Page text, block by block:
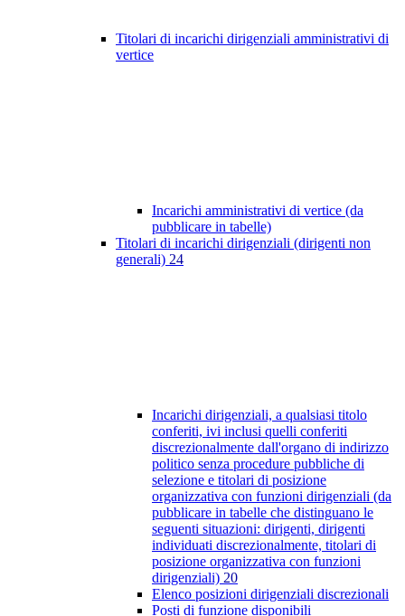
Titolari di incarichi dirigenziali amministrativi di
vertice
Incarichi amministrativi di vertice (da
pubblicare in tabelle)
Titolari di incarichi dirigenziali (dirigenti non
generali) 24
Incarichi dirigenziali, a qualsiasi titolo
conferiti, ivi inclusi quelli conferiti
discrezionalmente dall'organo di indirizzo
politico senza procedure pubbliche di
selezione e titolari di posizione
organizzativa con funzioni dirigenziali (da
pubblicare in tabelle che distinguano le
seguenti situazioni: dirigenti, dirigenti
individuati discrezionalmente, titolari di
posizione organizzativa con funzioni
dirigenziali) 20
Elenco posizioni dirigenziali discrezionali
Posti di funzione disponibili